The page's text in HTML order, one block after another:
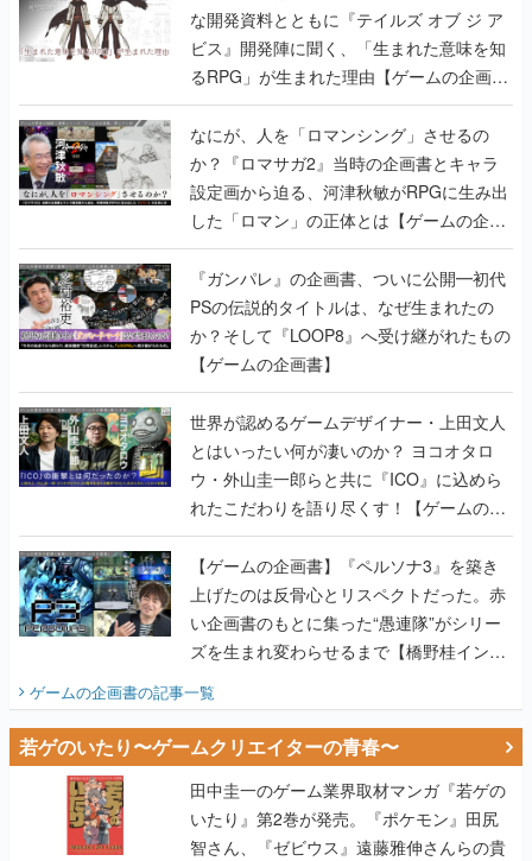
な開発資料とともに『テイルズ オブ ジ ア
ビス』開発陣に聞く、「生まれた意味を知
るRPG」が生まれた理由【ゲームの企画
書】
なにが、人を「ロマンシング」させるの
か？『ロマサガ2』当時の企画書とキャラ
設定画から迫る、河津秋敏がRPGに生み出
した「ロマン」の正体とは【ゲームの企画
書】
『ガンパレ』の企画書、ついに公開━初代
PSの伝説的タイトルは、なぜ生まれたの
か？そして『LOOP8』へ受け継がれたもの
【ゲームの企画書】
世界が認めるゲームデザイナー・上田文人
とはいったい何が凄いのか？ ヨコオタロ
ウ・外山圭一郎らと共に『ICO』に込めら
れたこだわりを語り尽くす！【ゲームの企
画書】
【ゲームの企画書】『ペルソナ3』を築き
上げたのは反骨心とリスペクトだった。赤
い企画書のもとに集った“愚連隊”がシリー
ズを生まれ変わらせるまで【橋野桂インタ
ゲームの企画書の記事一覧
若ゲのいたり〜ゲームクリエイターの青春〜
田中圭一のゲーム業界取材マンガ『若ゲの
いたり』第2巻が発売。『ポケモン』田尻
智さん、『ゼビウス』遠藤雅伸さんらの貴